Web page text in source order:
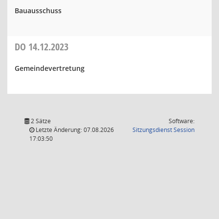
Bauausschuss
DO 14.12.2023
Gemeindevertretung
2 Sätze
Letzte Änderung: 07.08.2026
17:03:50
Software:
SitzungsdienstSession(Wird in